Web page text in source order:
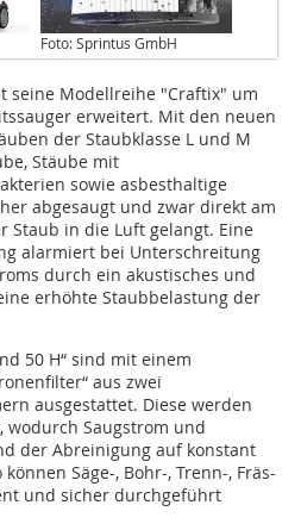
Foto: Sprintus GmbH
seine Modellreihe "Craftix" um
erweitert. Mit den neuen
der Staubklasse L und M
Stäube mit
sowie asbesthaltige
abgesaugt und zwar direkt am
Staub in die Luft gelangt. Eine
alarmiert bei Unterschreitung
durch ein akustisches und
erhöhte Staubbelastung der
50 H“ sind mit einem
aus zwei
ausgestattet. Diese werden
Saugstrom und
der Abreinigung auf konstant
Säge-, Bohr-, Trenn-, Fräs-
und sicher durchgeführt